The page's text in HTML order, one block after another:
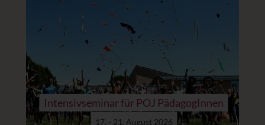
Intensivseminar für POJ PädagogInnen
17. - 21. August 2026